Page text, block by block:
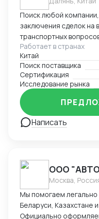
Поиск любой
заключения сделок на
транспортных
сотрудничества с
Работает в странах
Китай
Поиск поставщика
Сертификация
Исследование рынка
Написать
ООО
Москва,
Мы помогаем легально продавать товары в России,
Беларуси, Казахстане
Официально